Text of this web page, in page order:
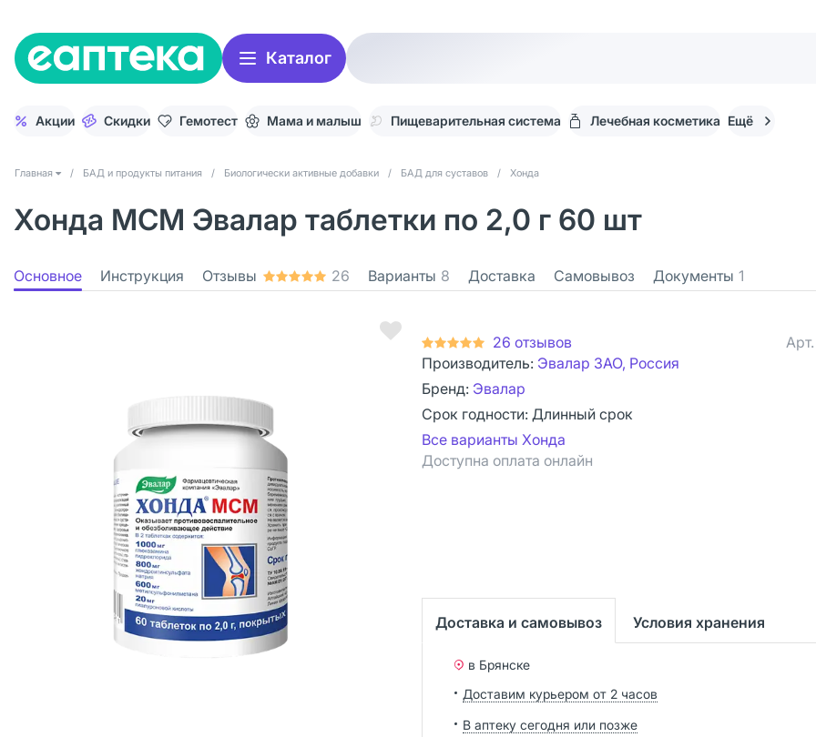
Каталог
Акции Скидки Гемотест Мама и малыш Пищеварительная система Лечебная косметика Ещё
Главная / БАД и продукты питания / Биологически активные добавки / БАД для суставов / Хонда
Хонда МСМ Эвалар таблетки по 2,0 г 60 шт
Основное Инструкция Отзывы 26 Варианты 8 Доставка Самовывоз Документы 1
26 отзывов Арт.
Производитель: Эвалар ЗАО, Россия
Бренд: Эвалар
Срок годности: Длинный срок
Все варианты Хонда
Доступна оплата онлайн
Доставка и самовывоз Условия хранения
в Брянске
Доставим курьером от 2 часов
В аптеку сегодня или позже